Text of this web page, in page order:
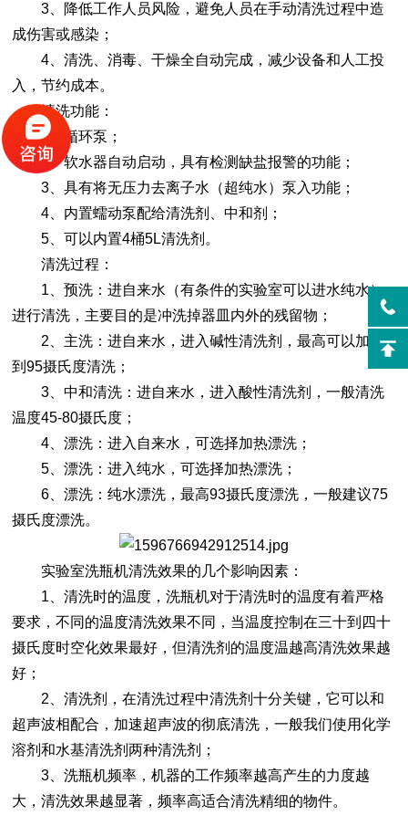
3、降低工作人员风险，避免人员在手动清洗过程中造
成伤害或感染；
4、清洗、消毒、干燥全自动完成，减少设备和人工投
入，节约成本。
清洗功能：
1、循环泵；
2、软水器自动启动，具有检测缺盐报警的功能；
3、具有将无压力去离子水（超纯水）泵入功能；
4、内置蠕动泵配给清洗剂、中和剂；
5、可以内置4桶5L清洗剂。
清洗过程：
1、预洗：进自来水（有条件的实验室可以进水纯水）
进行清洗，主要目的是冲洗掉器皿内外的残留物；
2、主洗：进自来水，进入碱性清洗剂，最高可以加热
到95摄氏度清洗；
3、中和清洗：进自来水，进入酸性清洗剂，一般清洗
温度45-80摄氏度；
4、漂洗：进入自来水，可选择加热漂洗；
5、漂洗：进入纯水，可选择加热漂洗；
6、漂洗：纯水漂洗，最高93摄氏度漂洗，一般建议75
摄氏度漂洗。
实验室洗瓶机清洗效果的几个影响因素：
1、清洗时的温度，洗瓶机对于清洗时的温度有着严格
要求，不同的温度清洗效果不同，当温度控制在三十到四十
摄氏度时空化效果最好，但清洗剂的温度温越高清洗效果越
好；
2、清洗剂，在清洗过程中清洗剂十分关键，它可以和
超声波相配合，加速超声波的彻底清洗，一般我们使用化学
溶剂和水基清洗剂两种清洗剂；
3、洗瓶机频率，机器的工作频率越高产生的力度越
大，清洗效果越显著，频率高适合清洗精细的物件。